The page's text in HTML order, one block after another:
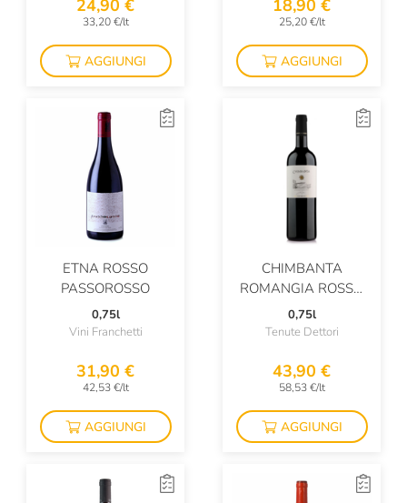
24,90 €
33,20 €/lt
AGGIUNGI
18,90 €
25,20 €/lt
AGGIUNGI
ETNA ROSSO
PASSOROSSO
0,75l
Vini Franchetti
31,90 €
42,53 €/lt
AGGIUNGI
CHIMBANTA
ROMANGIA ROSSO
IGT
0,75l
Tenute Dettori
43,90 €
58,53 €/lt
AGGIUNGI